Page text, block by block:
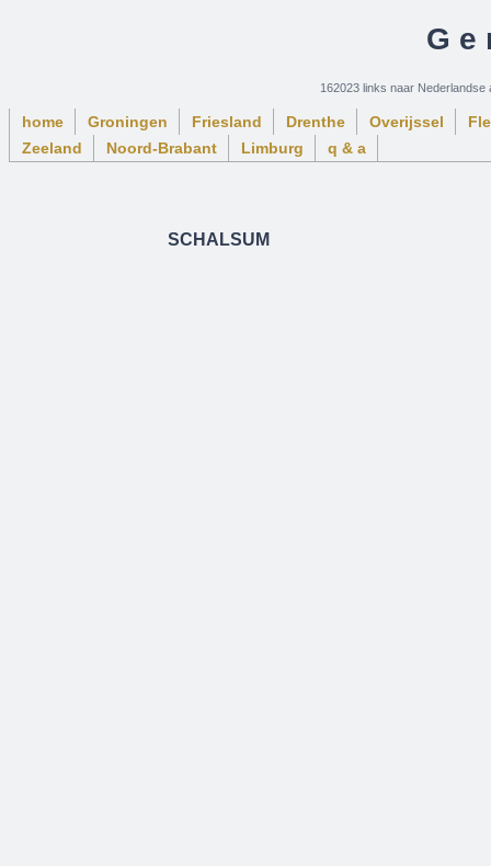
162023 links naar
home Groningen Friesland Drenthe Overijssel
Zeeland
Noord-Brabant Limburg q & a
SCHALSUM